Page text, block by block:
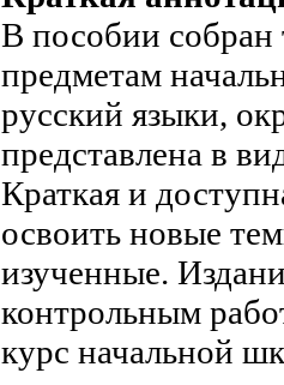
В пособии собран
предметам
русский языки,
представлена в
Краткая и
освоить новые
изученные.
контрольным
курс начальной